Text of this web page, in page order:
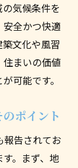
性と快適
な住まい
アイディ
イン
快適な住
気候条件を
安全かつ快適
文化や風習
住まいの価値
可能です。
ポイント
報告されてお
。まず、地